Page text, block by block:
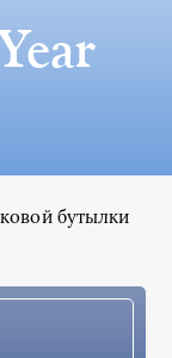
бутылки